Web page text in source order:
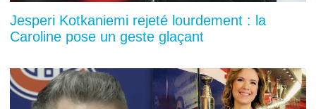
Jesperi Kotkaniemi rejeté lourdement : la
Caroline pose un geste glaçant